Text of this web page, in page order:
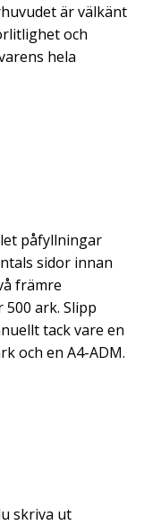
är välkänt
och
hela
påfyllningar
sidor innan
främre
ark. Slipp
tack vare en
och en A4-ADM.
skriva ut